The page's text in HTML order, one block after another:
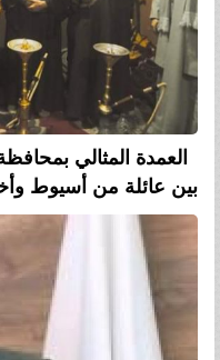
العمدة المثالي
بين عائلة من أسيوط